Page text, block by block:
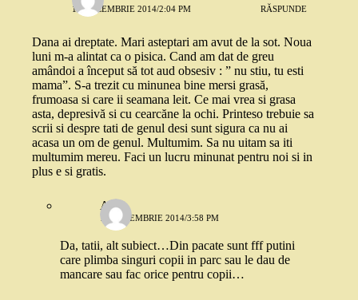
15 DECEMBRIE 2014/2:04 PM RĂSPUNDE
Dana ai dreptate. Mari asteptari am avut de la sot. Noua
luni m-a alintat ca o pisica. Cand am dat de greu
amândoi a început să tot aud obsesiv : ” nu stiu, tu esti
mama”. S-a trezit cu minunea bine mersi grasă,
frumoasa si care ii seamana leit. Ce mai vrea si grasa
asta, depresivă si cu cearcăne la ochi. Printeso trebuie sa
scrii si despre tati de genul desi sunt sigura ca nu ai
acasa un om de genul. Multumim. Sa nu uitam sa iti
multumim mereu. Faci un lucru minunat pentru noi si in
plus e si gratis.
Anca
15 DECEMBRIE 2014/3:58 PM
Da, tatii, alt subiect…Din pacate sunt fff putini
care plimba singuri copii in parc sau le dau de
mancare sau fac orice pentru copii…